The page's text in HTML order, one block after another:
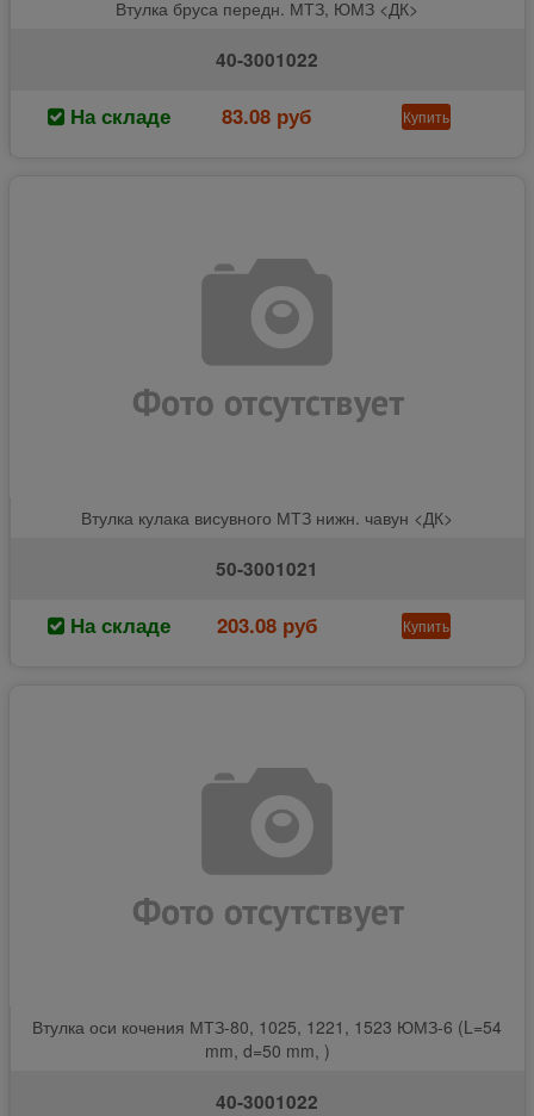
Втулка бруса передн. МТЗ, ЮМЗ <ДК>
40-3001022
На складе 83.08 руб Купить
Втулка кулака висувного МТЗ нижн. чавун <ДК>
50-3001021
На складе 203.08 руб Купить
Втулка оси кочения МТЗ-80, 1025, 1221, 1523 ЮМЗ-6 (L=54
mm, d=50 mm, )
40-3001022